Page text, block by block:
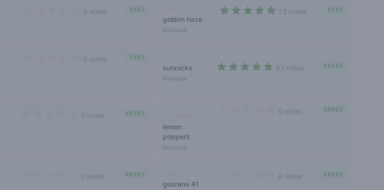
0 notes €€€€
golden haze
Boutique
13 notes €€€€
0 notes €€€€
sunrocks
Boutique
67 notes €€€€€
0 notes €€€€€
lemon
popperz
Boutique
0 notes €€€€€
0 notes €€€€€
guarana 41
0 notes €€€€€